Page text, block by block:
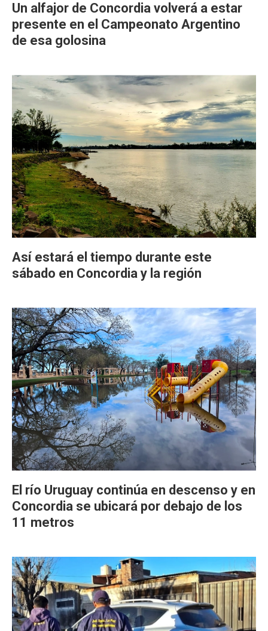
Un alfajor de Concordia volverá a estar
presente en el Campeonato Argentino
de esa golosina
Así estará el tiempo durante este
sábado en Concordia y la región
El río Uruguay continúa en descenso y en
Concordia se ubicará por debajo de los
11 metros